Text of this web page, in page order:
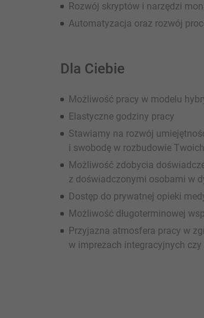
Rozwój skryptów i narzędzi
Automatyzacja oraz rozwój
Dla Ciebie
Możliwość pracy w modelu
Elastyczne godziny pracy
Stawiamy na rozwój
i swobodę w rozbudowie
Możliwość zdobycia
z doświadczonymi osobami w
Dostęp do prywatnej opieki
Możliwość długoterminowej
Przyjazna atmosfera pracy w
w imprezach integracyjnych